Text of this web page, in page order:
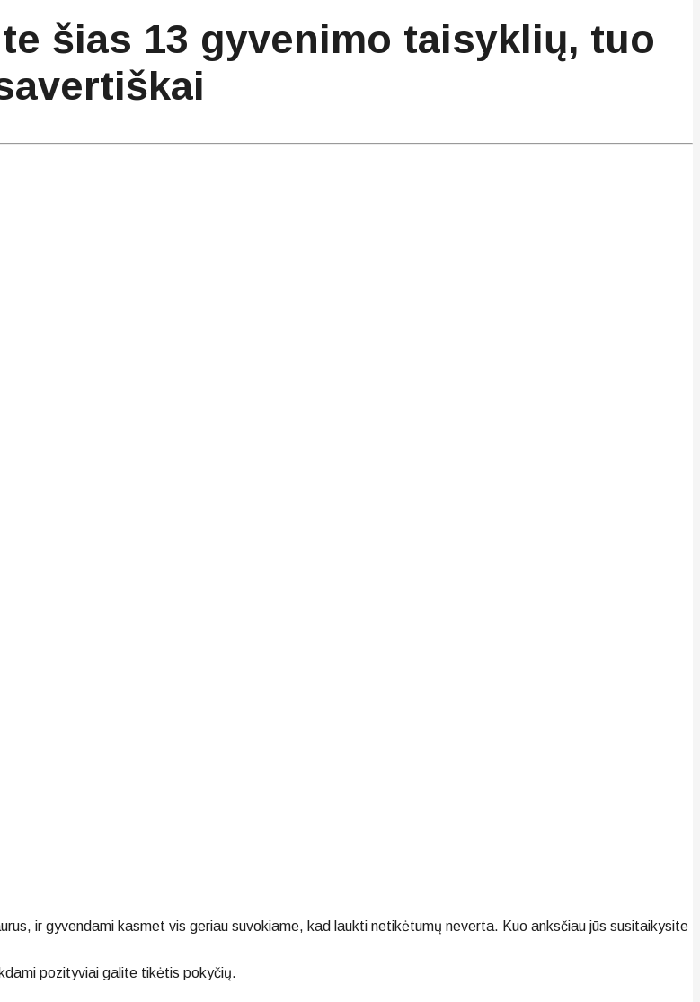
šias 13 gyvenimo taisyklių, tuo
ir gyvendami kasmet vis geriau suvokiame, kad laukti netikėtumų neverta. Kuo anksčiau jūs susitaikysite
pozityviai galite tikėtis pokyčių.